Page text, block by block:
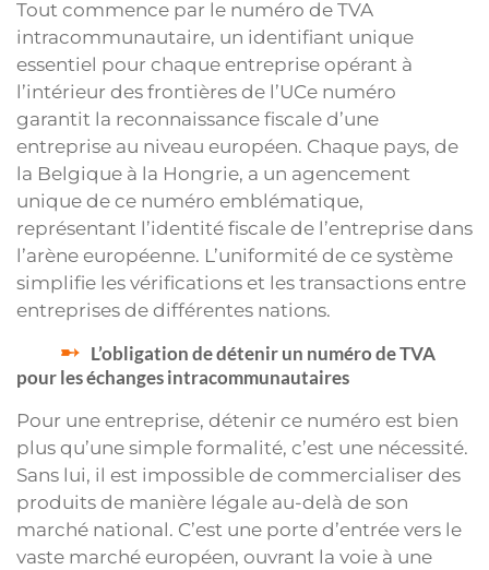
Tout commence par le numéro de TVA
intracommunautaire, un identifiant unique
essentiel pour chaque entreprise opérant à
l’intérieur des frontières de l’UCe numéro
garantit la reconnaissance fiscale d’une
entreprise au niveau européen. Chaque pays, de
la Belgique à la Hongrie, a un agencement
unique de ce numéro emblématique,
représentant l’identité fiscale de l’entreprise dans
l’arène européenne. L’uniformité de ce système
simplifie les vérifications et les transactions entre
entreprises de différentes nations.
L’obligation de détenir un numéro de TVA
pour les échanges intracommunautaires
Pour une entreprise, détenir ce numéro est bien
plus qu’une simple formalité, c’est une nécessité.
Sans lui, il est impossible de commercialiser des
produits de manière légale au-delà de son
marché national. C’est une porte d’entrée vers le
vaste marché européen, ouvrant la voie à une